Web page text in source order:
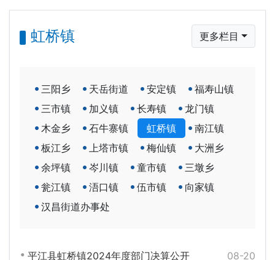
虹桥镇 更多栏目
三阳乡 天岳街道 安定镇
福寿山镇
三市镇
加义镇 长寿镇
龙门镇
木金乡
石牛寨镇 虹桥镇
南江镇
板江乡
上塔市镇 梅仙镇
大洲乡
余坪镇
岑川镇 童市镇
三墩乡
瓮江镇
浯口镇 伍市镇
向家镇
汉昌街道办事处
08-20
平江县虹桥镇2024年度部门决算公开